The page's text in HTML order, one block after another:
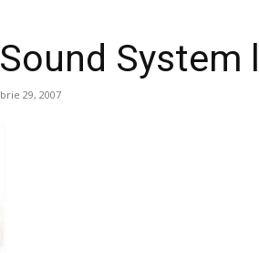
System
29, 2007